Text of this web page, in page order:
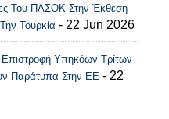
Του ΠΑΣΟΚ Στην Έκθεση-
Τουρκία - 22 Jun 2026
Επιστροφή Υπηκόων Τρίτων
Παράτυπα Στην ΕΕ - 22